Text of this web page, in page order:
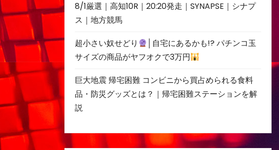
8/1厳選｜高知10R｜20:20発走｜SYNAPSE｜シナプ
ス｜地方競馬
超小さい奴せどり
│自宅にあるかも!? パチンコ玉
サイズの商品がヤフオクで3万円
巨大地震 帰宅困難 コンビニから買占められる食料
品・防災グッズとは？｜帰宅困難ステーションを解
説